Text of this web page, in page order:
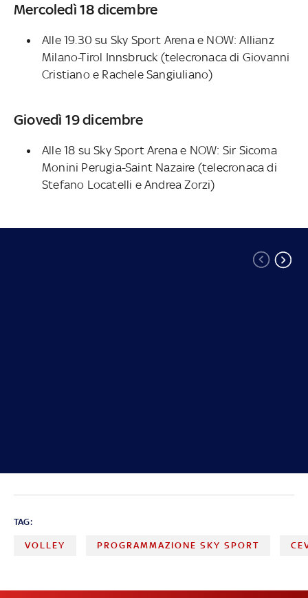
Mercoledì 18 dicembre
Alle 19.30 su Sky Sport Arena e NOW: Allianz
Milano-Tirol Innsbruck (telecronaca di Giovanni
Cristiano e Rachele Sangiuliano)
Giovedì 19 dicembre
Alle 18 su Sky Sport Arena e NOW: Sir Sicoma
Monini Perugia-Saint Nazaire (telecronaca di
Stefano Locatelli e Andrea Zorzi)
TAG:
VOLLEY PROGRAMMAZIONE SKY SPORT